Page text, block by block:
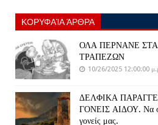
ΚΟΡΥΦΑΊΑ ΆΡΘΡΑ
ΟΛΑ ΠΕΡΝΑΝΕ
ΤΡΑΠΕΖΩΝ
10/26/2025 12:00:00
ΔΕΛΦΙΚΑ
ΓΟΝΕΙΣ ΑΙΔΟΥ. Να
γονείς μας.